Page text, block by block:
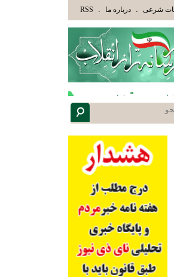
میکنند(سوره مبارکه زمر آیه 18)
شرعی . درباره ما .
RSS